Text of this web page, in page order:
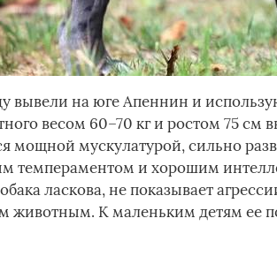
вывели на юге Апеннин и
весом 60–70 кг и ростом 75 см
мощной мускулатурой, сильно
темпераментом и хорошим
ласкова, не показывает
К маленьким детям ее